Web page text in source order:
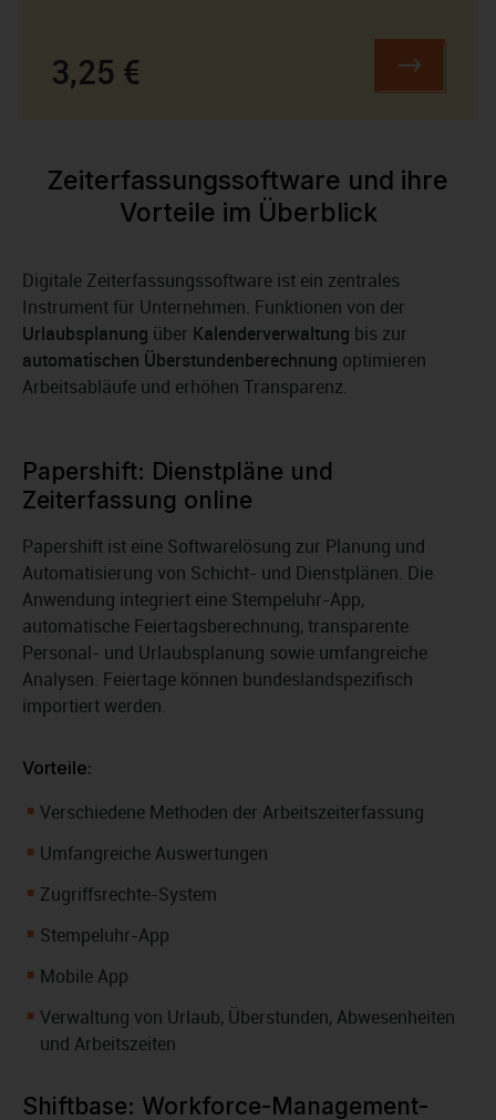
3,25 €
Zeiterfassungssoftware und ihre
Vorteile im Überblick
Digitale Zeiterfassungssoftware ist ein zentrales
Instrument für Unternehmen. Funktionen von der
Urlaubsplanung über Kalenderverwaltung bis zur
automatischen Überstundenberechnung optimieren
Arbeitsabläufe und erhöhen Transparenz.
Papershift: Dienstpläne und
Zeiterfassung online
Papershift ist eine Softwarelösung zur Planung und
Automatisierung von Schicht- und Dienstplänen. Die
Anwendung integriert eine Stempeluhr-App,
automatische Feiertagsberechnung, transparente
Personal- und Urlaubsplanung sowie umfangreiche
Analysen. Feiertage können bundeslandspezifisch
importiert werden.
Vorteile:
Verschiedene Methoden der Arbeitszeiterfassung
Umfangreiche Auswertungen
Zugriffsrechte-System
Stempeluhr-App
Mobile App
Verwaltung von Urlaub, Überstunden, Abwesenheiten
und Arbeitszeiten
Shiftbase: Workforce-Management-